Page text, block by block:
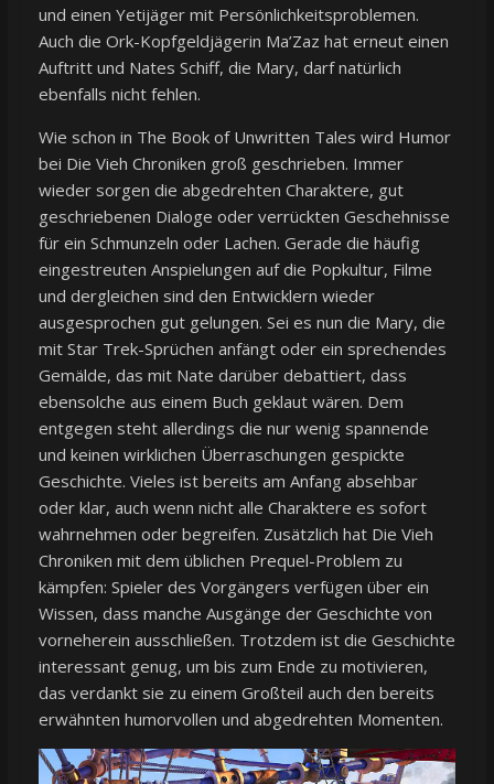
und einen Yetijäger mit Persönlichkeitsproblemen.
Auch die Ork-Kopfgeldjägerin Ma’Zaz hat erneut einen
Auftritt und Nates Schiff, die Mary, darf natürlich
ebenfalls nicht fehlen.
Wie schon in The Book of Unwritten Tales wird Humor
bei Die Vieh Chroniken groß geschrieben. Immer
wieder sorgen die abgedrehten Charaktere, gut
geschriebenen Dialoge oder verrückten Geschehnisse
für ein Schmunzeln oder Lachen. Gerade die häufig
eingestreuten Anspielungen auf die Popkultur, Filme
und dergleichen sind den Entwicklern wieder
ausgesprochen gut gelungen. Sei es nun die Mary, die
mit Star Trek-Sprüchen anfängt oder ein sprechendes
Gemälde, das mit Nate darüber debattiert, dass
ebensolche aus einem Buch geklaut wären. Dem
entgegen steht allerdings die nur wenig spannende
und keinen wirklichen Überraschungen gespickte
Geschichte. Vieles ist bereits am Anfang absehbar
oder klar, auch wenn nicht alle Charaktere es sofort
wahrnehmen oder begreifen. Zusätzlich hat Die Vieh
Chroniken mit dem üblichen Prequel-Problem zu
kämpfen: Spieler des Vorgängers verfügen über ein
Wissen, dass manche Ausgänge der Geschichte von
vorneherein ausschließen. Trotzdem ist die Geschichte
interessant genug, um bis zum Ende zu motivieren,
das verdankt sie zu einem Großteil auch den bereits
erwähnten humorvollen und abgedrehten Momenten.